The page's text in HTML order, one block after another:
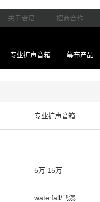
关于者尼 招商合作
专业扩声音箱 幕布产品
专业扩声音箱
5万-15万
waterfall/飞瀑